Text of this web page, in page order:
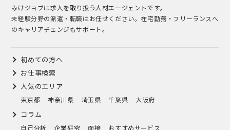
みけジョブは求人を取り扱う人材エージェントです。
未経験分野の派遣・転職はお任せください。在宅勤務・フリーランスへ
のキャリアチェンジもサポート。
初めての方へ
お仕事検索
人気のエリア
東京都 神奈川県 埼玉県 千葉県 大阪府
コラム
自己分析 企業研究 面接 おすすめサービス